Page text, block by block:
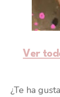
Ver
¿Te ha